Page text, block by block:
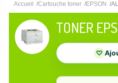
Accueil Cartouche toner EPSON
TONER
♡